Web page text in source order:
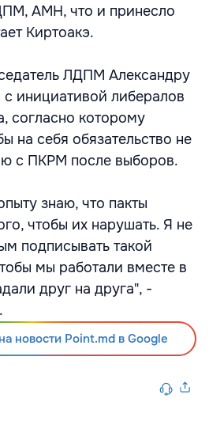
АМН, что и принесло
Киртоакэ.
ЛДПМ Александру
с инициативой либералов
согласно которому
на себя обязательство не
с ПКРМ после выборов.
знаю, что пакты
чтобы их нарушать. Я не
подписывать такой
мы работали вместе в
друг на друга", -
новости Point.md в Google